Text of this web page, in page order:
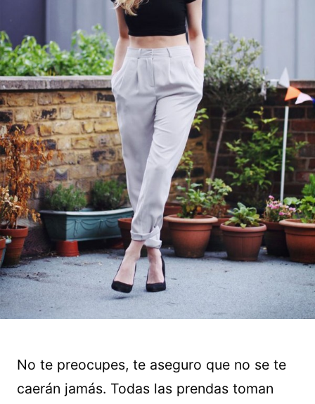
No te preocupes, te aseguro que no se te
caerán jamás. Todas las prendas toman